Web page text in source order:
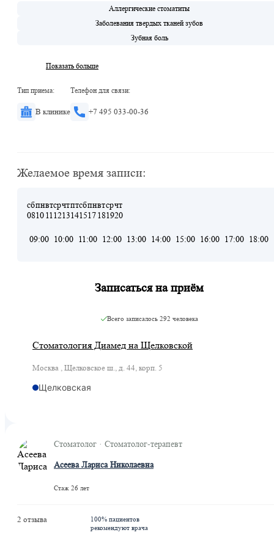
Аллергические стоматиты
Заболевания твердых тканей зубов
Зубная боль
Показать больше
Тип приема:
В клинике
Телефон для связи:
+7 495 033-00-36
Желаемое время записи:
сб
08
пн
10
вт
11
ср
12
чт
13
пт
14
сб
15
пн
17
вт
18
ср
19
чт
20
09:00 10:00 11:00 12:00 13:00 14:00 15:00 16:00 17:00 18:00
Записаться на приём
Всего записалось292 человека
Стоматология Диамед на Щелковской
Москва , Щелковское ш., д. 44, корп. 5
Щелковская
Стоматолог · Стоматолог-терапевт
Асеева Лариса Николаевна
Стаж 26 лет
2 отзыва
100% пациентов
рекомендуют врача